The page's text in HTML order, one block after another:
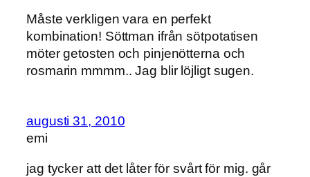
Måste verkligen vara en perfekt
kombination! Söttman ifrån sötpotatisen
möter getosten och pinjenötterna och
rosmarin mmmm.. Jag blir löjligt sugen.
augusti 31, 2010
emi
jag tycker att det låter för svårt för mig. går